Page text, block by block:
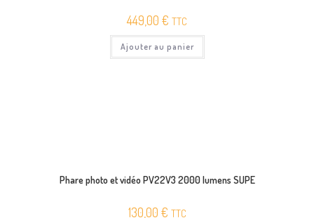
449,00 € TTC
Ajouter au panier
Phare photo et vidéo PV22V3 2000 lumens SUPE
130,00 € TTC